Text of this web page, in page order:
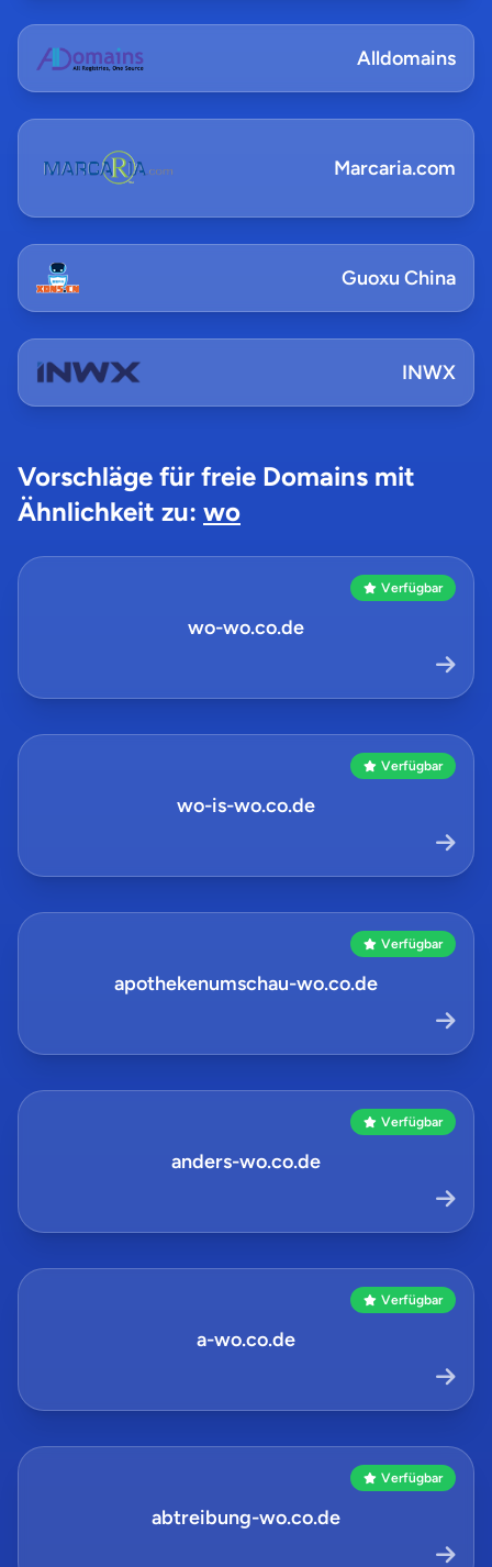
Alldomains
Marcaria.com
Guoxu China
INWX
Vorschläge für freie Domains mit
Ähnlichkeit zu: wo
Verfügbar
wo-wo.co.de
Verfügbar
wo-is-wo.co.de
Verfügbar
apothekenumschau-wo.co.de
Verfügbar
anders-wo.co.de
Verfügbar
a-wo.co.de
Verfügbar
abtreibung-wo.co.de